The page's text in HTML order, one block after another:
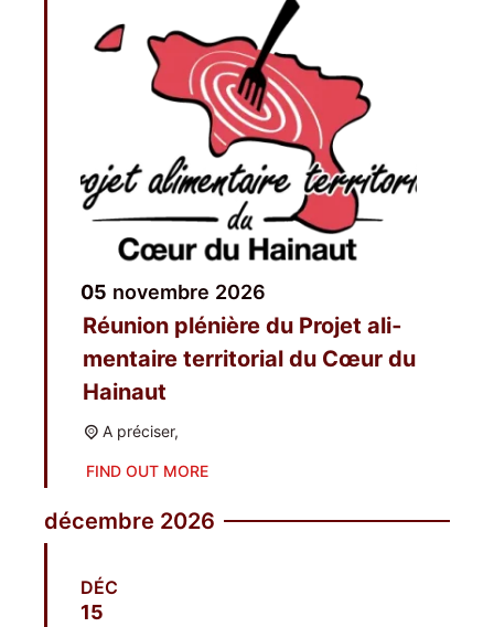
05 novembre 2026
Réunion plé­nière du Pro­jet ali­
men­taire ter­ri­to­rial du Cœur du
Hainaut
A pré­ci­ser,
FIND OUT MORE
décembre 2026
DÉC
15